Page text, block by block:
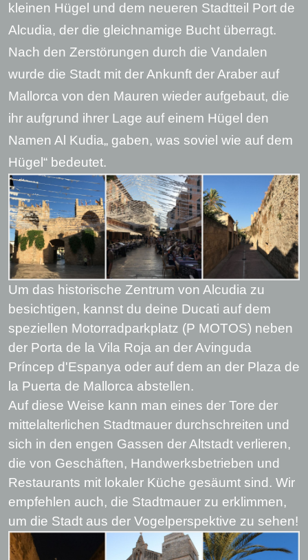
kleinen Hügel und dem neueren Stadtteil Port de
Alcudia, der die gleichnamige Bucht überragt.
Nach den Zerstörungen durch die Vandalen
wurde die Stadt mit der Ankunft der Araber auf
Mallorca von den Mauren wieder aufgebaut, die
ihr aufgrund ihrer Lage auf einem Hügel den
Namen Al Kudia„ gaben, was soviel wie auf dem
Hügel“ bedeutet.
Um das historische Zentrum von Alcudia zu
besichtigen, kannst du deine Ducati auf dem
speziellen Motorradparkplatz (P MOTOS) neben
der Porta de la Vila Roja an der Avinguda
Príncep d'Espanya oder auf dem an der Plaza de
la Puerta de Mallorca abstellen.
Auf diese Weise kann man eines der Tore der
mittelalterlichen Stadtmauer durchschreiten und
sich in den engen Gassen der Altstadt verlieren,
die von Geschäften, Handwerksbetrieben und
Restaurants mit lokaler Küche gesäumt sind. Wir
empfehlen auch, die Stadtmauer zu erklimmen,
um die Stadt aus der Vogelperspektive zu sehen!